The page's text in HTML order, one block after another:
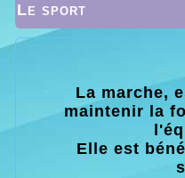
Le sport
La marche,
maintenir la
Elle est